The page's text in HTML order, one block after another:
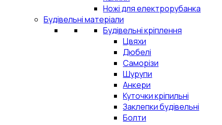
Ножі для електрорубанка
Будівельні матеріали
Будівельні кріплення
Цвяхи
Дюбелі
Саморізи
Шурупи
Анкери
Куточки кріпильні
Заклепки будівельні
Болти